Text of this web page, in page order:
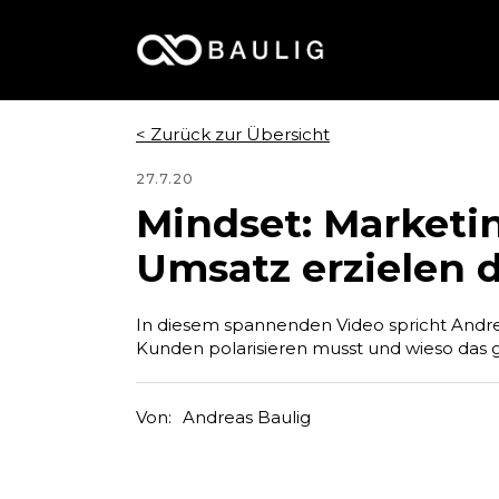
< Zurück zur Übersicht
27.7.20
Mindset:
Umsatz erzielen
In diesem spannenden Video spricht
Kunden polarisieren musst und wieso das
Von: Andreas Baulig